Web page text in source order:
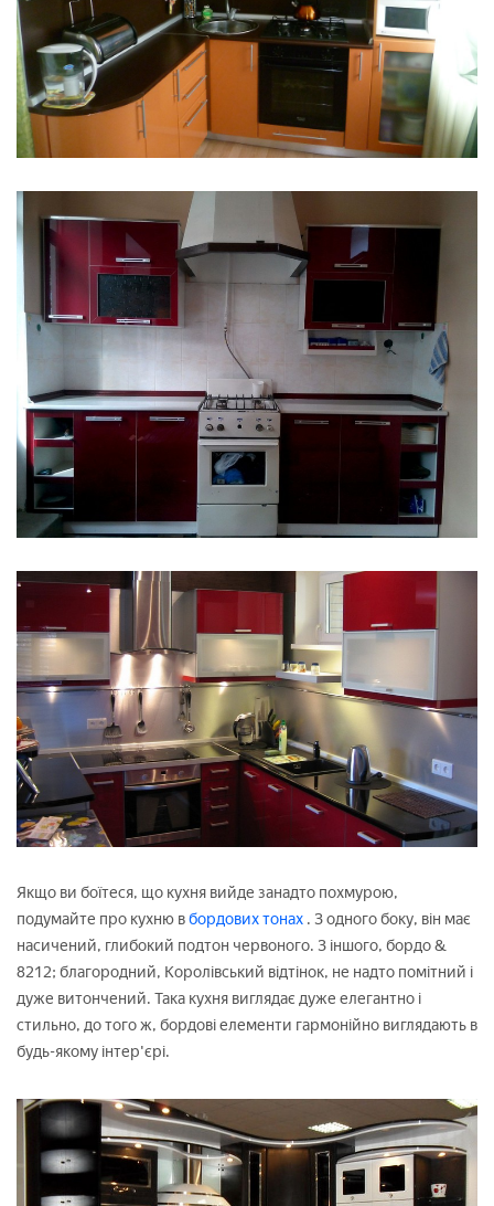
Якщо ви боїтеся, що кухня вийде занадто похмурою,
подумайте про кухню вбордових тонах . З одного боку, він має
насичений, глибокий подтон червоного. З іншого, бордо &
8212; благородний, Королівський відтінок, не надто помітний і
дуже витончений. Така кухня виглядає дуже елегантно і
стильно, до того ж, бордові елементи гармонійно виглядають в
будь-якому інтер'єрі.